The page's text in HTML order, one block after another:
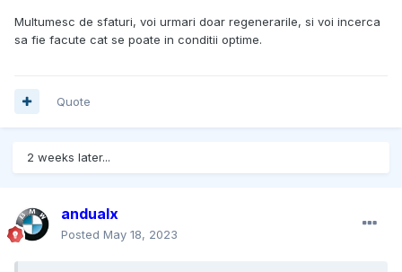
Multumesc de sfaturi, voi urmari doar regenerarile, si voi incerca
sa fie facute cat se poate in conditii optime.
Quote
2 weeks later...
andualx
Posted May 18, 2023